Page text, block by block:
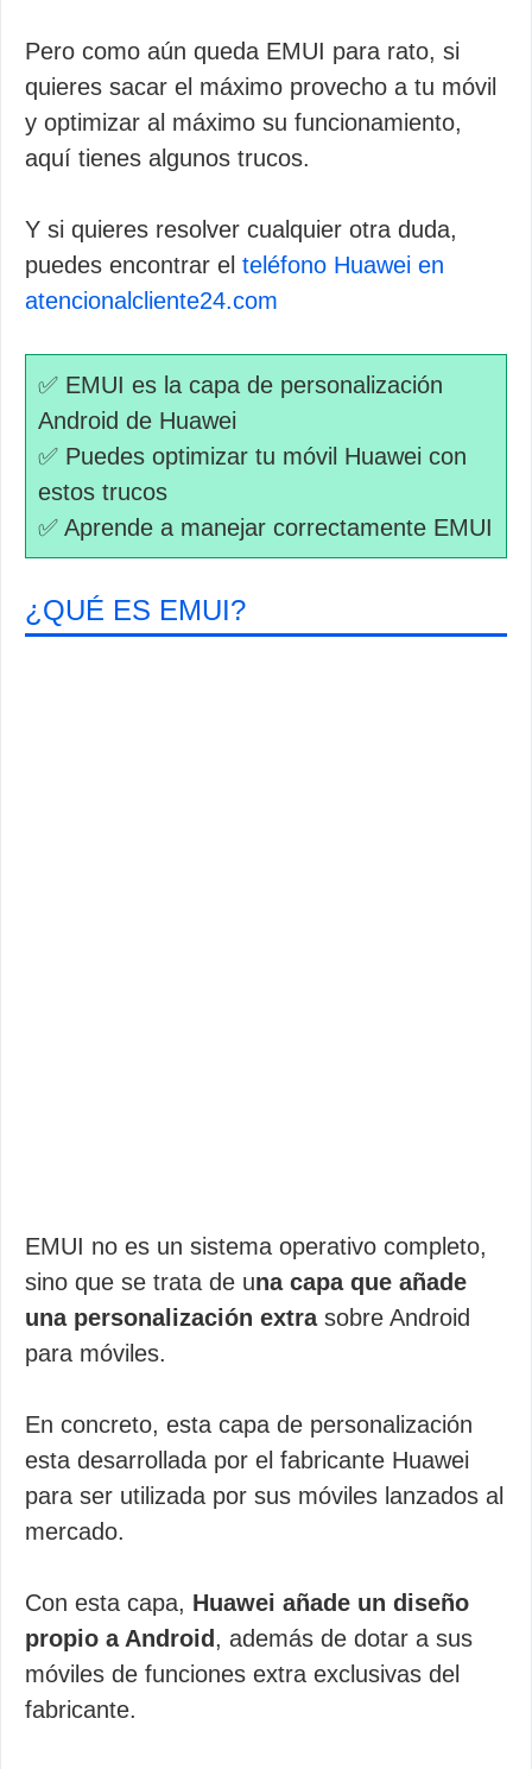
Pero como aún queda EMUI para rato, si
quieres sacar el máximo provecho a tu móvil
y optimizar al máximo su funcionamiento,
aquí tienes algunos trucos.
Y si quieres resolver cualquier otra duda,
puedes encontrar el teléfono Huawei en
atencionalcliente24.com
✅ EMUI es la capa de personalización
Android de Huawei
✅ Puedes optimizar tu móvil Huawei con
estos trucos
✅ Aprende a manejar correctamente EMUI
¿QUÉ ES EMUI?
EMUI no es un sistema operativo completo,
sino que se trata de una capa que añade
una personalización extrasobre Android
para móviles.
En concreto, esta capa de personalización
esta desarrollada por el fabricante Huawei
para ser utilizada por sus móviles lanzados al
mercado.
Con esta capa, Huawei añade un diseño
propio a Android , además de dotar a sus
móviles de funciones extra exclusivas del
fabricante.